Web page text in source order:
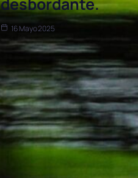
16 Mayo 2025